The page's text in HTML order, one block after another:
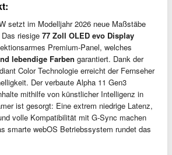
setzt im Modelljahr 2026 neue Maßstäbe
riesige 77 Zoll OLED evo Display
Premium-Panel, welches
lebendige Farben garantiert. Dank der
Color Technologie erreicht der Fernseher
Der verbaute Alpha 11 Gen3
mithilfe von künstlicher Intelligenz in
ist gesorgt: Eine extrem niedrige Latenz,
volle Kompatibilität mit G-Sync machen
smarte webOS Betriebssystem rundet das